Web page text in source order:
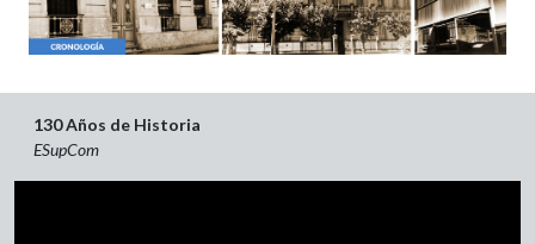
130 Años de Historia
ESupCom